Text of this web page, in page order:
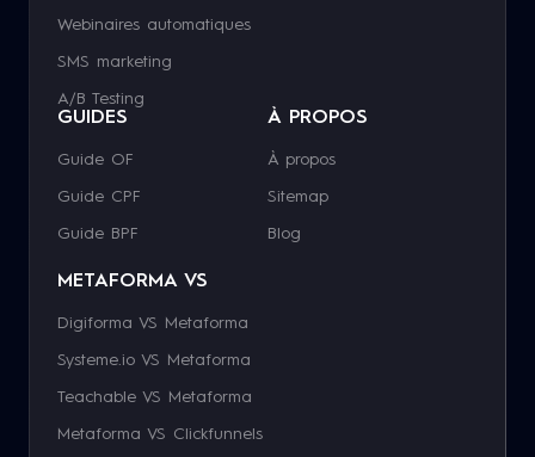
Webinaires automatiques
SMS marketing
A/B Testing
GUIDES
Guide OF
Guide CPF
Guide BPF
À PROPOS
À propos
Sitemap
Blog
METAFORMA VS
Digiforma VS Metaforma
Systeme.io VS Metaforma
Teachable VS Metaforma
Metaforma VS Clickfunnels